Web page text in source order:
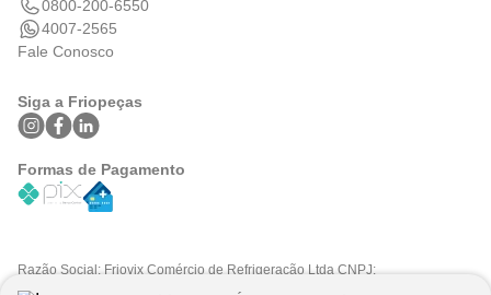
0800-200-6550
4007-2565
Fale Conosco
Siga a Friopeças
Formas de Pagamento
Razão Social: Friovix Comércio de Refrigeração Ltda CNPJ:
09.316.105/0001-29 .Todos os direitos reservados © 2025. Preços e